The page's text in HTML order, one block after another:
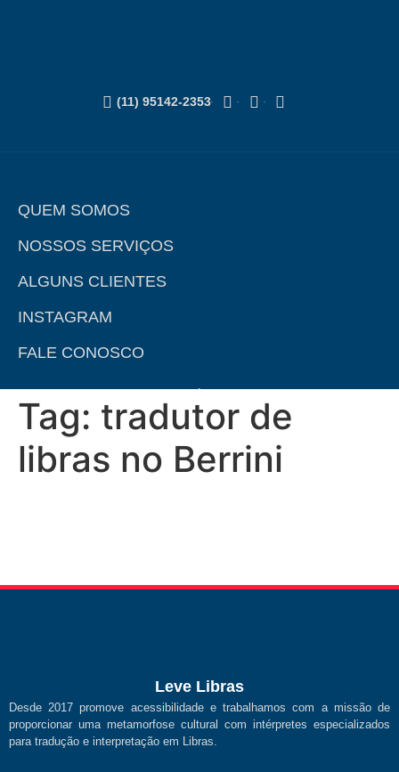
(11) 95142-2353
QUEM SOMOS
NOSSOS SERVIÇOS
ALGUNS CLIENTES
INSTAGRAM
FALE CONOSCO
Tag: tradutor de
libras no Berrini
Leve Libras
Desde 2017 promove acessibilidade e trabalhamos com a missão de
proporcionar uma metamorfose cultural com intérpretes especializados
para tradução e interpretação em Libras.